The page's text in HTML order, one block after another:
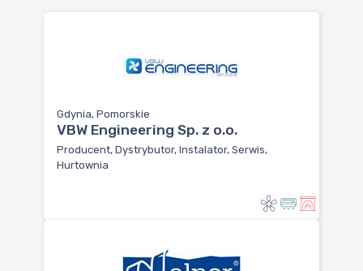
Gdynia, Pomorskie
VBW Engineering Sp. z o.o.
Producent, Dystrybutor, Instalator, Serwis,
Hurtownia